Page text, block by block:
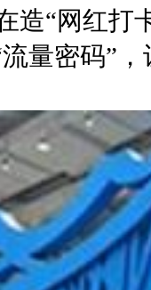
造“网红打
量密码”